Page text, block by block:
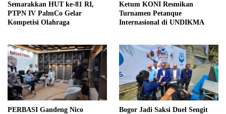
Semarakkan HUT ke-81 RI,
PTPN IV PalmCo Gelar
Kompetisi Olahraga
Ketum KONI Resmikan
Turnamen Petanque
Internasional di UNDIKMA
PERBASI Gandeng Nico
Bogor Jadi Saksi Duel Sengit